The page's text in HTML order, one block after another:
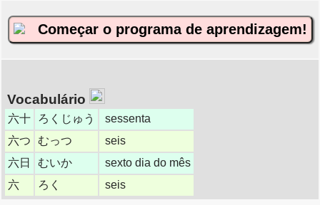
Começar o programa de aprendizagem!
Vocabulário
六十 ろくじゅう
sessenta
六つ
むっつ
seis
六日
むいか
sexto dia do mês
六
ろく seis